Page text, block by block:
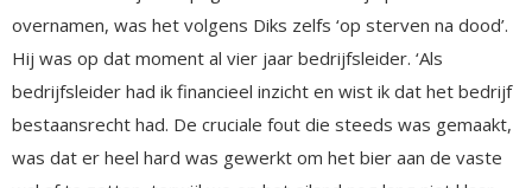
overnamen, was het volgens Diks zelfs ‘op sterven na dood’.
Hij was op dat moment al vier jaar bedrijfsleider. ‘Als
bedrijfsleider had ik financieel inzicht en wist ik dat het bedrijf
bestaansrecht had. De cruciale fout die steeds was gemaakt,
was dat er heel hard was gewerkt om het bier aan de vaste